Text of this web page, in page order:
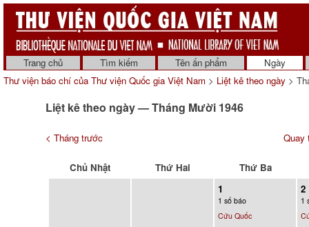
Trang chủ Tìm kiếm Tên ấn phẩm
Ngày
Thư viện báo chí của Thư viện Quốc gia Việt Nam > Liệt kê theo ngày >
Liệt kê theo ngày — Tháng Mười 1946
< Tháng trước Quay
Chủ Nhật Thứ Hai
Thứ Ba
1
1 số báo
Cứu Quốc
2
1